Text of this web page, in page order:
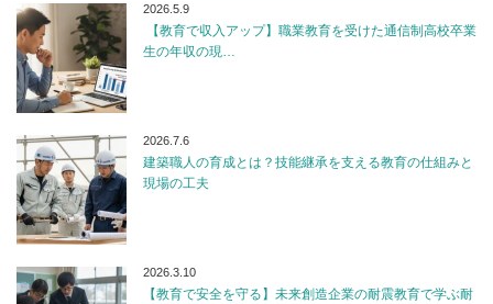
2026.5.9
【教育で収入アップ】職業教育を受けた通信制高校卒業
生の年収の現…
2026.7.6
建築職人の育成とは？技能継承を支える教育の仕組みと
現場の工夫
2026.3.10
【教育で安全を守る】未来創造企業の耐震教育で学ぶ耐